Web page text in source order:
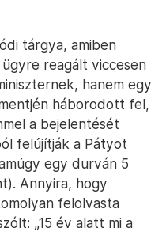
tárgya, amiben
reagált viccesen
hanem egy
háborodott fel,
a bejelentését
felújítják a Pátyot
egy durván 5
Annyira, hogy
felolvasta
„15 év alatt mi a